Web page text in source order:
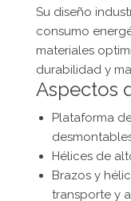
Su diseño
consumo
materiales
durabilidad y
Aspectos
Plataforma
Hélices de
Brazos y
transporte y